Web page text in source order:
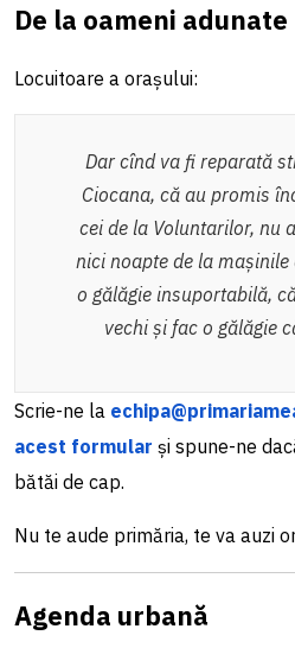
De la oameni adunate
Locuitoare a orașului:
Dar cînd va fi reparată
Ciocana, că au promis
cei de la Voluntarilor, nu
nici noapte de la mașinile
o gălăgie insuportabilă,
vechi și fac o gălăgie
Scrie-ne la
acest formular și spune-ne
bătăi de cap.
Nu te aude primăria, te va auzi
Agenda urbană